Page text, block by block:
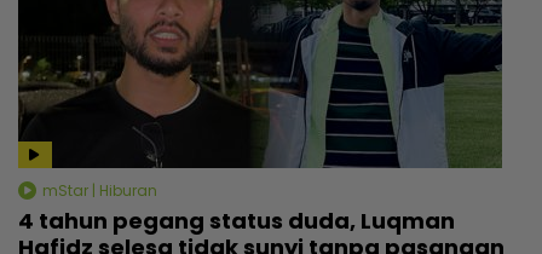
mStar | Hiburan
4 tahun pegang status duda, Luqman
Hafidz selesa tidak sunyi tanpa pasangan